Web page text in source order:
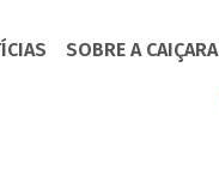
SOBRE A CAIÇARA